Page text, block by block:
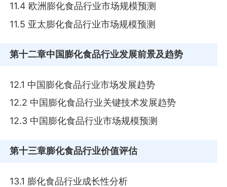
11.4 欧洲膨化食品行业市场规模预测
11.5 亚太膨化食品行业市场规模预测
第十二章中国膨化食品行业发展前景及趋势
12.1 中国膨化食品行业市场发展趋势
12.2 中国膨化食品行业关键技术发展趋势
12.3 中国膨化食品行业市场规模预测
第十三章膨化食品行业价值评估
13.1 膨化食品行业成长性分析